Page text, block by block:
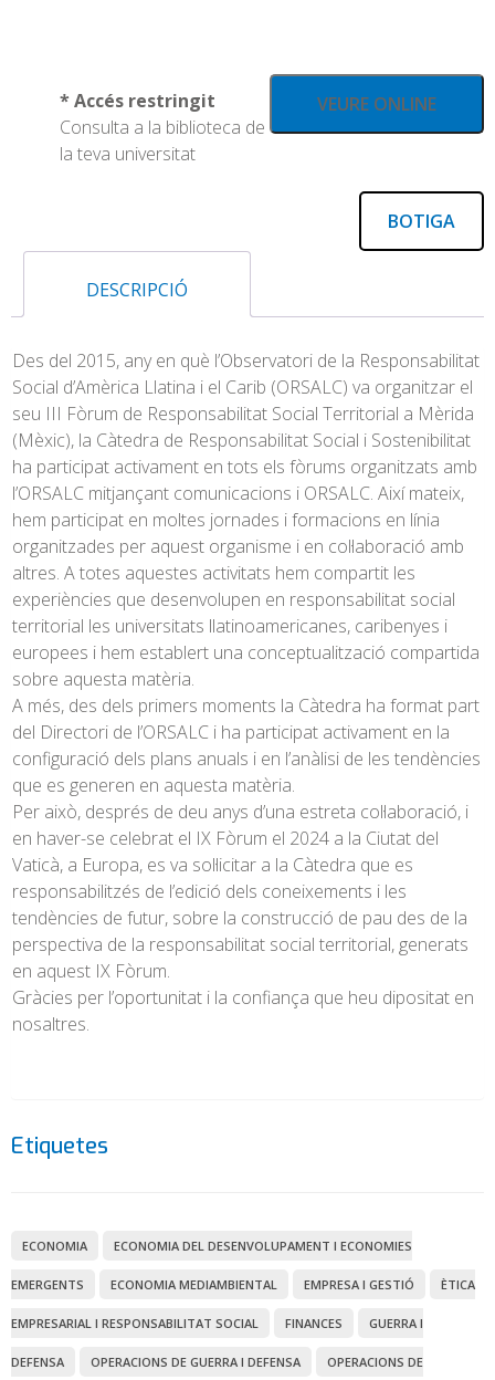
VEURE ONLINE
* Accés restringit
Consulta a la biblioteca de
la teva universitat
BOTIGA
DESCRIPCIÓ
Des del 2015, any en què l’Observatori de la Responsabilitat
Social d’Amèrica Llatina i el Carib (ORSALC) va organitzar el
seu III Fòrum de Responsabilitat Social Territorial a Mèrida
(Mèxic), la Càtedra de Responsabilitat Social i Sostenibilitat
ha participat activament en tots els fòrums organitzats amb
l’ORSALC mitjançant comunicacions i ORSALC. Així mateix,
hem participat en moltes jornades i formacions en línia
organitzades per aquest organisme i en col·laboració amb
altres. A totes aquestes activitats hem compartit les
experiències que desenvolupen en responsabilitat social
territorial les universitats llatinoamericanes, caribenyes i
europees i hem establert una conceptualització compartida
sobre aquesta matèria.
A més, des dels primers moments la Càtedra ha format part
del Directori de l’ORSALC i ha participat activament en la
configuració dels plans anuals i en l’anàlisi de les tendències
que es generen en aquesta matèria.
Per això, després de deu anys d’una estreta col·laboració, i
en haver-se celebrat el IX Fòrum el 2024 a la Ciutat del
Vaticà, a Europa, es va sol·licitar a la Càtedra que es
responsabilitzés de l’edició dels coneixements i les
tendències de futur, sobre la construcció de pau des de la
perspectiva de la responsabilitat social territorial, generats
en aquest IX Fòrum.
Gràcies per l’oportunitat i la confiança que heu dipositat en
nosaltres.
Etiquetes
ECONOMIA ECONOMIA DEL DESENVOLUPAMENT I ECONOMIES
EMERGENTS ECONOMIA MEDIAMBIENTAL EMPRESA I GESTIÓ ÈTICA
EMPRESARIAL I RESPONSABILITAT SOCIAL FINANCES GUERRA I
DEFENSA OPERACIONS DE GUERRA I DEFENSA OPERACIONS DE